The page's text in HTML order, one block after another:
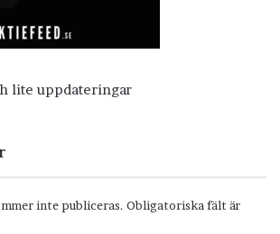
lite uppdateringar
inte publiceras. Obligatoriska fält är